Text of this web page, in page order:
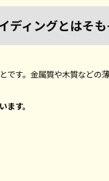
ディングとはそ
です。金属質や木質など
す。